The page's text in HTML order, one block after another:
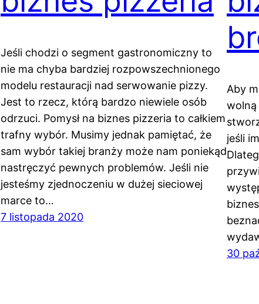
Jeśli chodzi o segment gastronomiczny to
nie ma chyba bardziej rozpowszechnionego
modelu restauracji nad serwowanie pizzy.
Jest to rzecz, którą bardzo niewiele osób
odrzuci. Pomysł na biznes pizzeria to całkiem
trafny wybór. Musimy jednak pamiętać, że
sam wybór takiej branży może nam poniekąd
nastręczyć pewnych problemów. Jeśli nie
jesteśmy zjednoczeniu w dużej sieciowej
marce to…
7 listopada 2020
Aby
wolną
jeśli
30